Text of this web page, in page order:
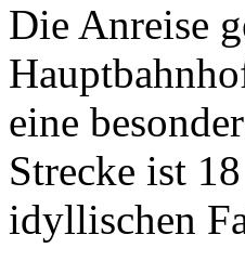
Die Anreise
eine
Strecke ist
idyllischen